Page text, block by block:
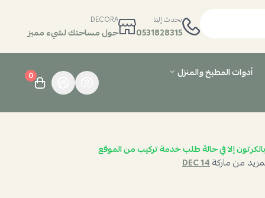
تحدث إلينا
0531828315
DECORA
حول مساحتك لشيء مميز
أدوات المطبخ والمنزل
0
إلا في حالة طلب خدمة تركيب من الموقع
من ماركةDEC 14